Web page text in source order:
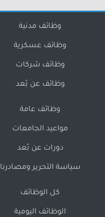
وظائف مدنية
وظائف عسكرية
وظائف شركات
وظائف عن بُعد
وظائف عامة
مواعيد الجامعات
دورات عن بُعد
سياسة التحرير ومصادرنا
كل الوظائف
الوظائف اليومية